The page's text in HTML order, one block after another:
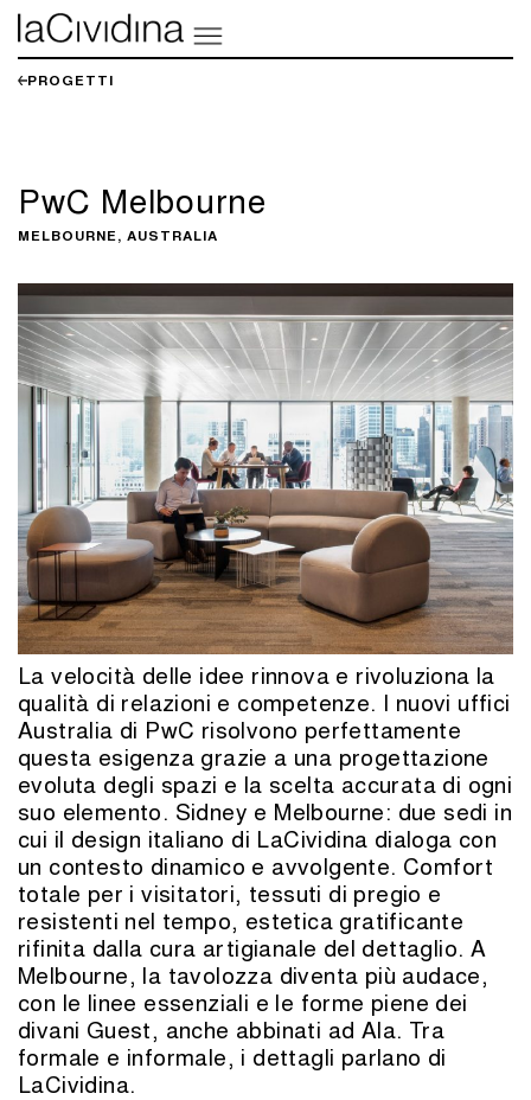
PROGETTI
PwC Melbourne
MELBOURNE, AUSTRALIA
La velocità delle idee rinnova e rivoluziona la
qualità di relazioni e competenze. I nuovi uffici
Australia di PwC risolvono perfettamente
questa esigenza grazie a una progettazione
evoluta degli spazi e la scelta accurata di ogni
suo elemento. Sidney e Melbourne: due sedi in
cui il design italiano di LaCividina dialoga con
un contesto dinamico e avvolgente. Comfort
totale per i visitatori, tessuti di pregio e
resistenti nel tempo, estetica gratificante
rifinita dalla cura artigianale del dettaglio. A
Melbourne, la tavolozza diventa più audace,
con le linee essenziali e le forme piene dei
divani Guest, anche abbinati ad Ala. Tra
formale e informale, i dettagli parlano di
LaCividina.